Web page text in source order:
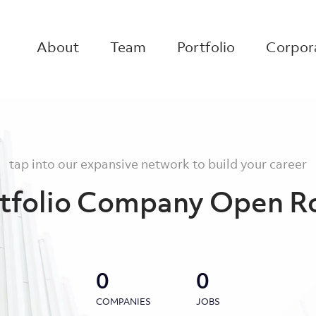
About Team Portfolio
tap into our expansive network to build your career
Company Open
0
COMPANIES
0
JOBS